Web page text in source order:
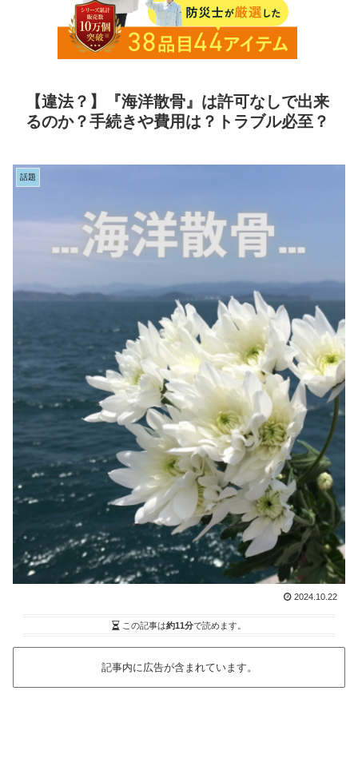
【違法？】『海洋散骨』は許可なしで出来
るのか？手続きや費用は？トラブル必至？
話題
2024.10.22
この記事は約11分で読めます。
記事内に広告が含まれています。